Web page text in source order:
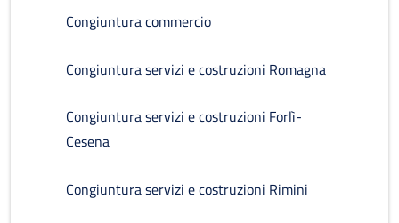
Congiuntura commercio
Congiuntura servizi e costruzioni Romagna
Congiuntura servizi e costruzioni Forlì-
Cesena
Congiuntura servizi e costruzioni Rimini